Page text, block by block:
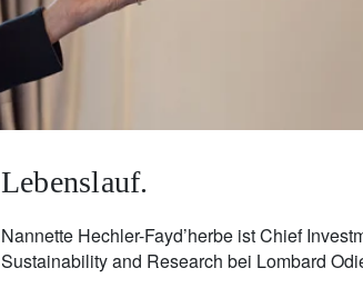
Nahen Osten.
brazil.
Lebenslauf.
Nannette Hechler-Fayd’herbe ist Chief
Sustainability and Research bei Lombard